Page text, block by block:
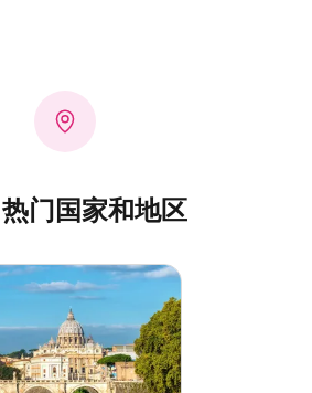
门国家和地区